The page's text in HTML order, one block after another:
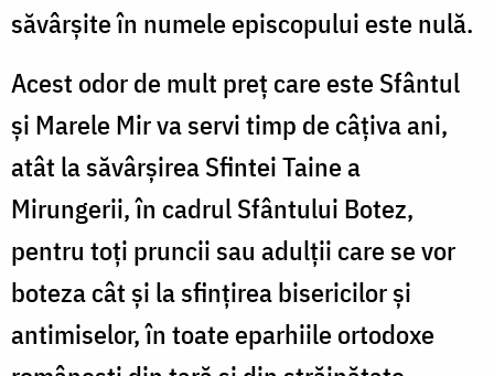
săvârșite în numele episcopului este nulă.
Acest odor de mult preț care este Sfântul
și Marele Mir va servi timp de câțiva ani,
atât la săvârșirea Sfintei Taine a
Mirungerii, în cadrul Sfântului Botez,
pentru toți pruncii sau adulții care se vor
boteza cât și la sfințirea bisericilor și
antimiselor, în toate eparhiile ortodoxe